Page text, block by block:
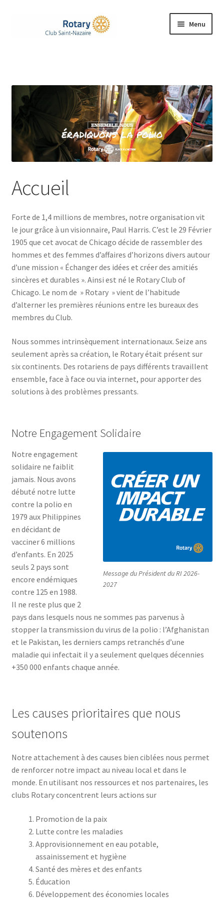
Menu
le
menu
enfant
Notre Club
Ouvrir
le
menu
enfant
Nos Actions
Rejoignez-nous
Contacts
enfant
Accueil
Forte de 1,4 millions de membres, notre organisation vit
le jour grâce à un visionnaire, Paul Harris. C’est le 29 Février
1905 que cet avocat de Chicago décide de rassembler des
hommes et des femmes d’affaires d’horizons divers autour
d’une mission « Échanger des idées et créer des amitiés
sincères et durables ». Ainsi est né le Rotary Club of
Chicago. Le nom de » Rotary » vient de l’habitude
d’alterner les premières réunions entre les bureaux des
membres du Club.
Nous sommes intrinsèquement internationaux. Seize ans
seulement après sa création, le Rotary était présent sur
six continents. Des rotariens de pays différents travaillent
ensemble, face à face ou via internet, pour apporter des
solutions à des problèmes pressants.
Notre Engagement Solidaire
Message du Président du RI 2026-
2027
Notre engagement
solidaire ne faiblit
jamais. Nous avons
débuté notre lutte
contre la polio en
1979 aux Philippines
en décidant de
vacciner 6 millions
d’enfants. En 2025
seuls 2 pays sont
encore endémiques
contre 125 en 1988.
Il ne reste plus que 2
pays dans lesquels nous ne sommes pas parvenus à
stopper la transmission du virus de la polio : l’Afghanistan
et le Pakistan, les derniers camps retranchés d’une
maladie qui infectait il y a seulement quelques décennies
+350 000 enfants chaque année.
Les causes prioritaires que nous
soutenons
Notre attachement à des causes bien ciblées nous permet
de renforcer notre impact au niveau local et dans le
monde. En utilisant nos ressources et nos partenaires, les
clubs Rotary concentrent leurs actions sur
Promotion de la paix
Lutte contre les maladies
Approvisionnement en eau potable,
assainissement et hygiène
Santé des mères et des enfants
Éducation
Développement des économies locales